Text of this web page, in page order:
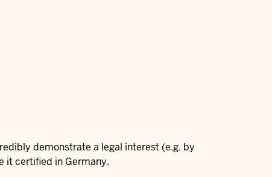
demonstrate a legal interest (e.g. by
it certified in Germany.